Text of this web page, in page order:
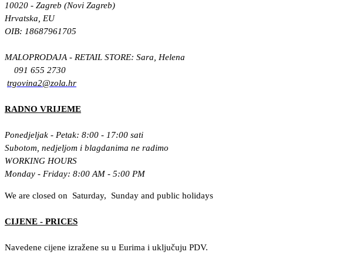
10020 - Zagreb (Novi Zagreb)
Hrvatska, EU
OIB: 18687961705
MALOPRODAJA - RETAIL STORE: Sara, Helena
091 655 2730
trgovina2@zola.hr
RADNO VRIJEME
Ponedjeljak - Petak: 8:00 - 17:00 sati
Subotom, nedjeljom i blagdanima ne radimo
WORKING HOURS
Monday - Friday: 8:00 AM - 5:00 PM
We are closed on Saturday, Sunday and public holidays
CIJENE - PRICES
Navedene cijene izražene su u Eurima i uključuju PDV.